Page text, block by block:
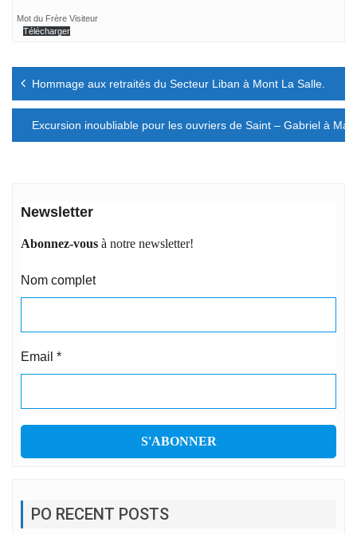
Mot du Frère Visiteur
Télécharger
Navigation
l’article
Hommage aux retraités du Secteur Liban à Mont La Salle.
Excursion inoubliable pour les ouvriers de Saint – Gabriel à
Newsletter
Abonnez-vous à notre newsletter!
Nom complet
Email *
PO RECENT POSTS